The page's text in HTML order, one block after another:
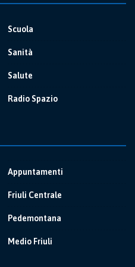
Scuola
Sanità
Salute
Radio Spazio
Appuntamenti
Friuli Centrale
Pedemontana
Medio Friuli